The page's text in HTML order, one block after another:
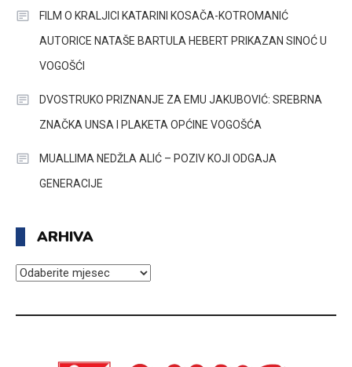
FILM O KRALJICI KATARINI KOSAČA-KOTROMANIĆ
AUTORICE NATAŠE BARTULA HEBERT PRIKAZAN SINOĆ U
VOGOŠĆI
DVOSTRUKO PRIZNANJE ZA EMU JAKUBOVIĆ: SREBRNA
ZNAČKA UNSA I PLAKETA OPĆINE VOGOŠĆA
MUALLIMA NEDŽLA ALIĆ – POZIV KOJI ODGAJA
GENERACIJE
ARHIVA
ARHIVA